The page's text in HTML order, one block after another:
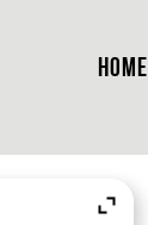
HOME